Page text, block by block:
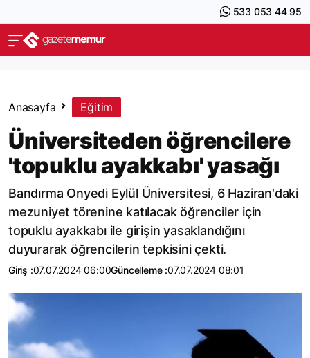
533 053 44 95
Anasayfa Eğitim
Üniversiteden öğrencilere
'topuklu ayakkabı' yasağı
Bandırma Onyedi Eylül Üniversitesi, 6 Haziran'daki
mezuniyet törenine katılacak öğrenciler için
topuklu ayakkabı ile girişin yasaklandığını
duyurarak öğrencilerin tepkisini çekti.
Giriş :07.07.2024 06:00Güncelleme :07.07.2024 08:01